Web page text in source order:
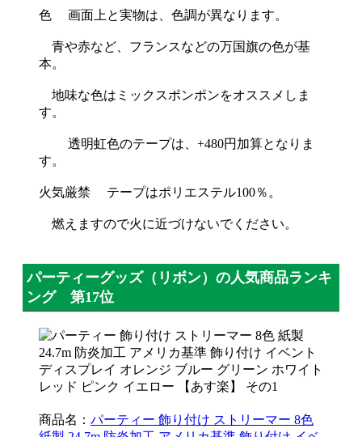
色 画面上と実物は、色調が異なります。
青や赤など、フランスなどの万国旗の色が基
本。
地味な色はミックスポンポンをオススメしま
す。
透明虹色のテープは、+480円加算となりま
す。
火気厳禁 テープはポリエステル100％。
燃えますので火に近づけないでください。
パーティーグッズ（リボン）の人気商品ランキ
ング 第17位
商品名： パーティー 飾り付け ストリーマー 8色